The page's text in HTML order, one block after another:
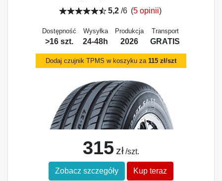
5,2 /6 (5 opinii)
Dostępność
>16 szt.
Wysyłka
24-48h
Produkcja
2026
Transport
GRATIS
Dodaj czujnik TPMS w koszyku za 115 zł/szt
315 zł /szt.
Zobacz szczegóły Kup teraz